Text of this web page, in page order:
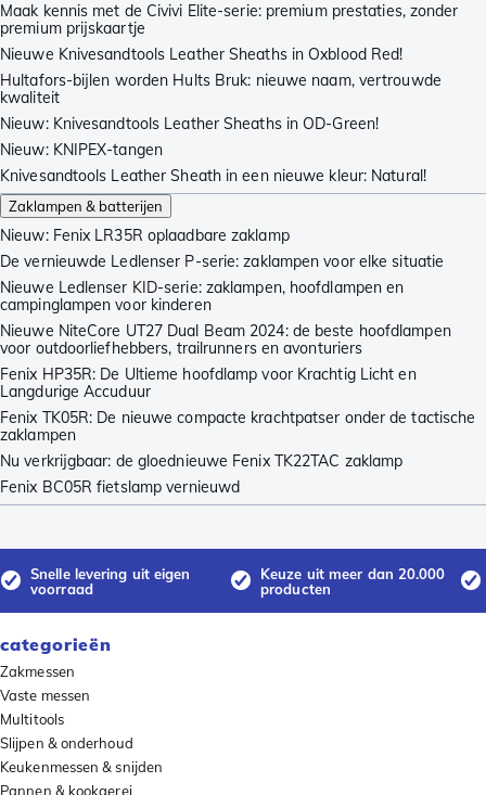
Maak kennis met de Civivi Elite-serie: premium prestaties, zonder
premium prijskaartje
Nieuwe Knivesandtools Leather Sheaths in Oxblood Red!
Hultafors-bijlen worden Hults Bruk: nieuwe naam, vertrouwde
kwaliteit
Nieuw: Knivesandtools Leather Sheaths in OD-Green!
Nieuw: KNIPEX-tangen
Knivesandtools Leather Sheath in een nieuwe kleur: Natural!
Zaklampen & batterijen
Nieuw: Fenix LR35R oplaadbare zaklamp
De vernieuwde Ledlenser P-serie: zaklampen voor elke situatie
Nieuwe Ledlenser KID-serie: zaklampen, hoofdlampen en
campinglampen voor kinderen
Nieuwe NiteCore UT27 Dual Beam 2024: de beste hoofdlampen
voor outdoorliefhebbers, trailrunners en avonturiers
Fenix HP35R: De Ultieme hoofdlamp voor Krachtig Licht en
Langdurige Accuduur
Fenix TK05R: De nieuwe compacte krachtpatser onder de tactische
zaklampen
Nu verkrijgbaar: de gloednieuwe Fenix TK22TAC zaklamp
Fenix BC05R fietslamp vernieuwd
Snelle levering uit eigen
voorraad
Keuze uit meer dan 20.000
producten
categorieën
Zakmessen
Vaste messen
Multitools
Slijpen & onderhoud
Keukenmessen & snijden
Pannen & kookgerei